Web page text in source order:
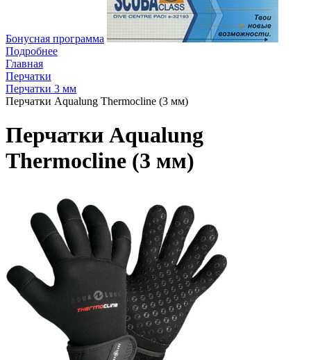
Бонусная программа
Подробнее
Главная
Перчатки
Перчатки 3 мм
Перчатки Aqualung Thermocline (3 мм)
Перчатки Aqualung
Thermocline (3 мм)